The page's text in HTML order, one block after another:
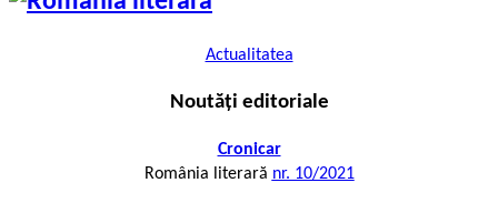
Actualitatea
Noutăți editoriale
Cronicar
România literară nr. 10/2021